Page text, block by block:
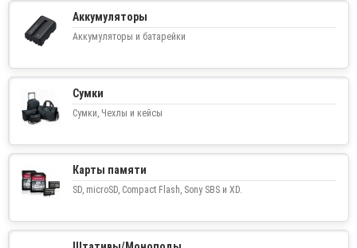
Аккумуляторы
Аккумуляторы и батарейки
Сумки
Сумки, Чехлы и кейсы
Карты памяти
SD, microSD, Compact Flash, Sony SBS и XD.